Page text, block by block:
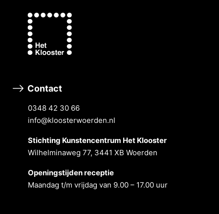
Contact
0348 42 30 66
info@kloosterwoerden.nl
Stichting Kunstencentrum Het Klooster
Wilhelminaweg 77, 3441 XB Woerden
Openingstĳden receptie
Maandag t/m vrĳdag van 9.00 – 17.00 uur